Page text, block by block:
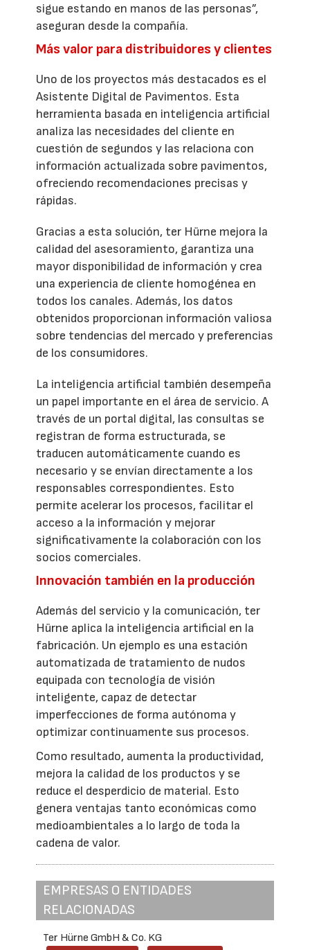
sigue estando en manos de las personas”,
aseguran desde la compañía.
Más valor para distribuidores y clientes
Uno de los proyectos más destacados es el
Asistente Digital de Pavimentos. Esta
herramienta basada en inteligencia artificial
analiza las necesidades del cliente en
cuestión de segundos y las relaciona con
información actualizada sobre pavimentos,
ofreciendo recomendaciones precisas y
rápidas.
Gracias a esta solución, ter Hürne mejora la
calidad del asesoramiento, garantiza una
mayor disponibilidad de información y crea
una experiencia de cliente homogénea en
todos los canales. Además, los datos
obtenidos proporcionan información valiosa
sobre tendencias del mercado y preferencias
de los consumidores.
La inteligencia artificial también desempeña
un papel importante en el área de servicio. A
través de un portal digital, las consultas se
registran de forma estructurada, se
traducen automáticamente cuando es
necesario y se envían directamente a los
responsables correspondientes. Esto
permite acelerar los procesos, facilitar el
acceso a la información y mejorar
significativamente la colaboración con los
socios comerciales.
Innovación también en la producción
Además del servicio y la comunicación, ter
Hürne aplica la inteligencia artificial en la
fabricación. Un ejemplo es una estación
automatizada de tratamiento de nudos
equipada con tecnología de visión
inteligente, capaz de detectar
imperfecciones de forma autónoma y
optimizar continuamente sus procesos.
Como resultado, aumenta la productividad,
mejora la calidad de los productos y se
reduce el desperdicio de material. Esto
genera ventajas tanto económicas como
medioambientales a lo largo de toda la
cadena de valor.
EMPRESAS O ENTIDADES
RELACIONADAS
Ter Hürne GmbH & Co. KG